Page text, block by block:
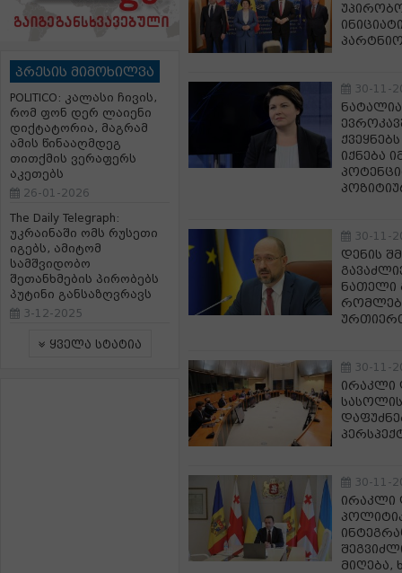
პრესის მიმოხილვა
POLITICO: კალასი ჩივის,
რომ ფონ დერ ლაიენი
დიქტატორია, მაგრამ
ამის წინააღმდეგ
თითქმის ვერაფერს
აკეთებს
26-01-2026
The Daily Telegraph:
უკრაინაში ომს რუსეთი
იგებს, ამიტომ
სამშვიდობო
შეთანხმების პირობებს
პუტინი განსაზღვრავს
3-12-2025
ყველა სტატია
30-11-
იქნება
30-11-
დენის
ნათელი
30-11-
ირაკლი
30-11-
ირაკლი